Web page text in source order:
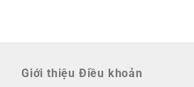
Giới thiệu Điều khoản